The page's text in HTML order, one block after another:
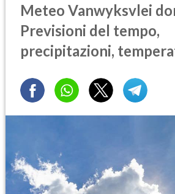
Meteo Vanwyksvlei
Previsioni del tempo,
precipitazioni,